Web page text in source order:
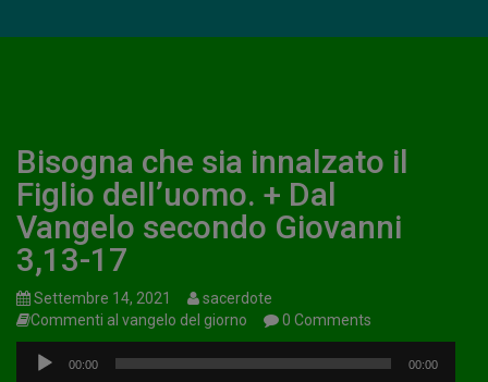
Bisogna che sia innalzato il
Figlio dell’uomo. + Dal
Vangelo secondo Giovanni
3,13-17
Settembre 14, 2021
sacerdote
Commenti al vangelo del giorno
0 Comments
Audio
Player
00:00 00:00